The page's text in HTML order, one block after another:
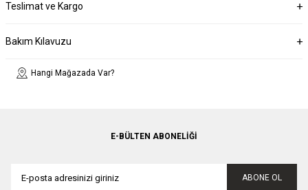
Teslimat ve Kargo
Bakım Kılavuzu
Hangi Mağazada Var?
E-BÜLTEN ABONELIĞI
ABONE OL